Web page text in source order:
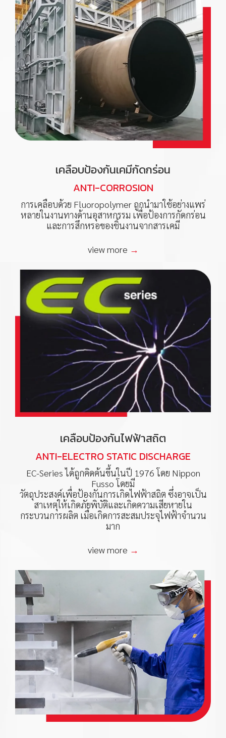
เคลือบป้องกันเคมีกัดกร่อน
ANTI-CORROSION
การเคลือบด้วย Fluoropolymer ถูกนำมาใช้อย่างแพร่
หลายในงานทางด้านอุสาหกรรม เพื่อป้องการกัดกร่อน
และการสึกหรอของชิ้นงานจากสารเคมี
view more →
เคลือบป้องกันไฟฟ้าสถิต
ANTI-ELECTRO STATIC DISCHARGE
EC-Series ได้ถูกคิดค้นขึ้นในปี 1976 โดย Nippon
Fusso โดยมี
วัตถุประสงค์เพื่อป้องกันการเกิดไฟฟ้าสถิต ซึ่งอาจเป็น
สาเหตุให้เกิดภัยพิบัติและเกิดความเสียหายใน
กระบวนการผลิต เมื่อเกิดการสะสมประจุไฟฟ้าจำนวน
มาก
view more →